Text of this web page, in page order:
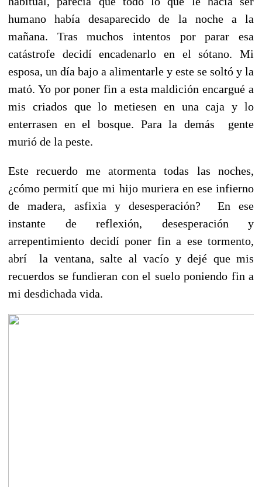
humano había desaparecido de la noche a la
mañana. Tras muchos intentos por parar esa
catástrofe decidí encadenarlo en el sótano. Mi
esposa, un día bajo a alimentarle y este se soltó y la
mató. Yo por poner fin a esta maldición encargué a
mis criados que lo metiesen en una caja y lo
enterrasen en el bosque. Para la demás gente
murió de la peste.
Este recuerdo me atormenta todas las noches,
¿cómo permití que mi hijo muriera en ese infierno
de madera, asfixia y desesperación? En ese
instante de reflexión, desesperación y
arrepentimiento decidí poner fin a ese tormento,
abrí la ventana, salte al vacío y dejé que mis
recuerdos se fundieran con el suelo poniendo fin a
mi desdichada vida.